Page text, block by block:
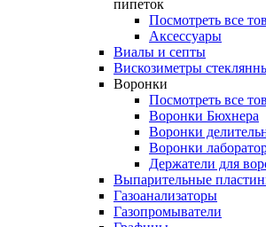
пипеток
Посмотреть все
Аксессуары
Виалы и септы
Вискозиметры
Воронки
Посмотреть все
Воронки Бюхнера
Воронки
Воронки
Держатели для
Выпарительные
Газоанализаторы
Газопромыватели